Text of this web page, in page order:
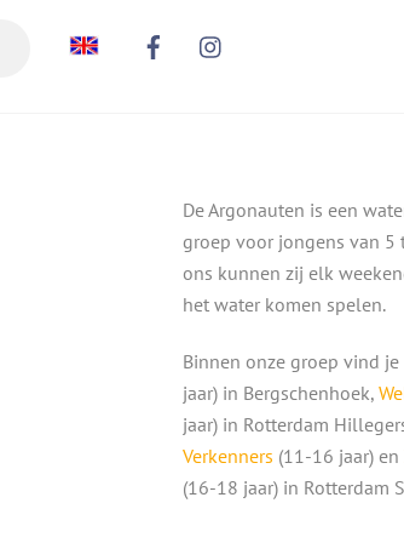
De Argonauten is een
groep voor jongens van 5
ons kunnen zij elk
het water komen spelen.
Binnen onze groep vind je
jaar) in Bergschenhoek,
jaar) in Rotterdam
Verkenners (11-16 jaar) en
(16-18 jaar) in Rotterdam